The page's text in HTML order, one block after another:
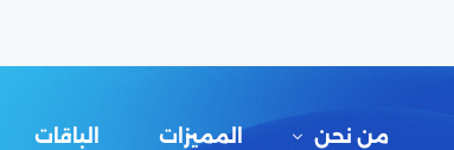
من نحن المميزات الباقات